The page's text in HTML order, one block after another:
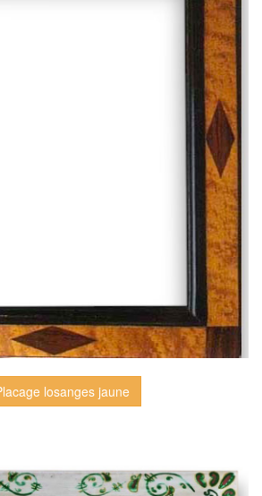
losanges jaune